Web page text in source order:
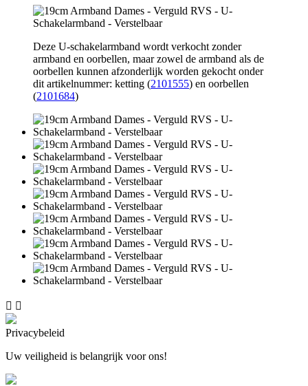
Deze U-schakelarmband wordt verkocht zonder
armband en oorbellen, maar zowel de armband als de
oorbellen kunnen afzonderlijk worden gekocht onder
dit artikelnummer: ketting (2101555) en oorbellen
(2101684)
 
Privacybeleid
Uw veiligheid is belangrijk voor ons!